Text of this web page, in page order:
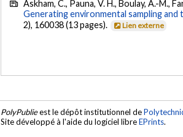
Askham, C., Pauna, V. H., Boulay, A.-M.,
Generating environmental sampling
2), 160038 (13 pages).
Lien externe
PolyPublieest le dépôt institutionnel de
Site développé à l'aide du logiciel libreEPrints.